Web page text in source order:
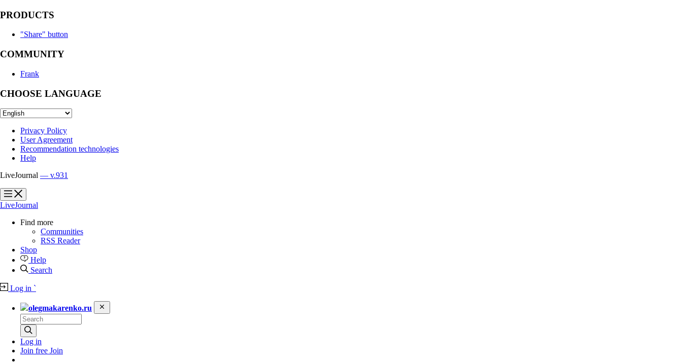
PRODUCTS
"Share" button
COMMUNITY
Frank
CHOOSE LANGUAGE
Privacy Policy
User Agreement
Recommendation technologies
Help
LiveJournal — v.931
?
?
LiveJournal
Find more
Communities
RSS Reader
Shop
Help
Search
Log in `
olegmakarenko.ru
Log in
Join free Join